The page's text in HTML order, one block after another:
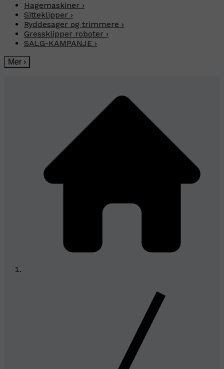
Hagemaskiner ›
Sitteklipper ›
Ryddesager og trimmere ›
Gressklipper roboter ›
SALG-KAMPANJE ›
Mer ›